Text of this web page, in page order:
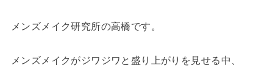
メンズメイク研究所の高橋です。
メンズメイクがジワジワと盛り上がりを見せる中、